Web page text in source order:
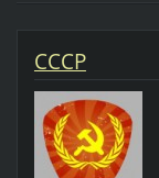
CCCP